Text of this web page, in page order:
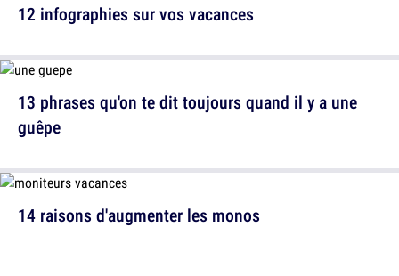
13 phrases qu'on te dit toujours quand il y a une
guêpe
12 infographies sur vos vacances
14 raisons d'augmenter les monos